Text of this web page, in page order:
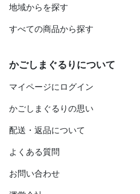
地域からを探す
すべての商品から探す
かごしまぐるりについて
マイページにログイン
かごしまぐるりの思い
配送・返品について
よくある質問
お問い合わせ